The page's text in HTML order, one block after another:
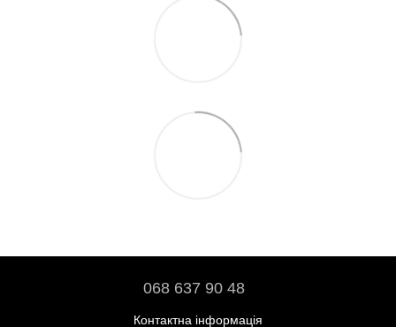
068 637 90 48
Контактна інформація